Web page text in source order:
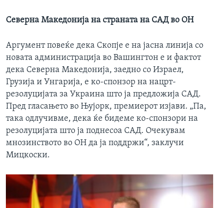
Северна Македонија на страната на САД во ОН
Аргумент повеќе дека Скопје е на јасна линија со
новата администрација во Вашингтон е и фактот
дека Северна Македонија, заедно со Израел,
Грузија и Унгарија, е ко-спонзор на нацрт-
резолуцијата за Украина што ја предложија САД.
Пред гласањето во Њујорк, премиерот изјави. „Па,
така одлучивме, дека ќе бидеме ко-спонзори на
резолуцијата што ја поднесоа САД. Очекувам
мнозинството во ОН да ја поддржи“, заклучи
Мицкоски.